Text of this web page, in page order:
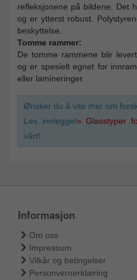
refleksjonene på bildene. Det
og er ytterst robust.
beskyttelse.
Tomme rammer:
De tomme rammene blir
og er spesielt egnet for
eller lamineringer.
Ønsker du å vite mer om
Les innlegget» Glasstyper
vårt!
Informasjon
Om oss
Impressum
Vilkår og betingelser
Personvernerklæring